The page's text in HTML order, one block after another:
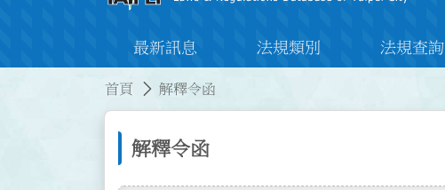
最新訊息 法規類別 法規查詢
首頁 解釋令函
解釋令函